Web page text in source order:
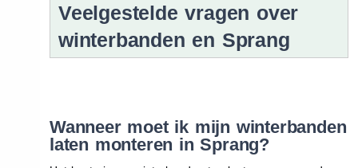
Veelgestelde vragen over
winterbanden en Sprang
Wanneer moet ik mijn winterbanden
laten monteren in Sprang?